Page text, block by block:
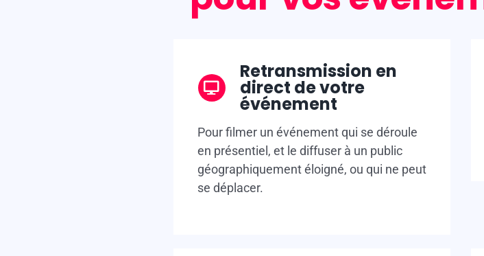
Retransmission en
direct de votre
événement
Pour filmer un événement qui se déroule
en présentiel, et le diffuser à un public
géographiquement éloigné, ou qui ne peut
se déplacer.